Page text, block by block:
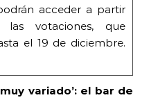
acceder a partir
votaciones, que
el 19 de diciembre.
variado’: el bar de